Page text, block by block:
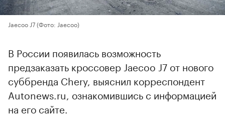
Jaecoo J7(Фото: Jaecoo)
В России появилась возможность
предзаказать кроссовер Jaecoo J7 от нового
суббренда Chery, выяснил корреспондент
Autonews.ru, ознакомившись с информацией
на его сайте.